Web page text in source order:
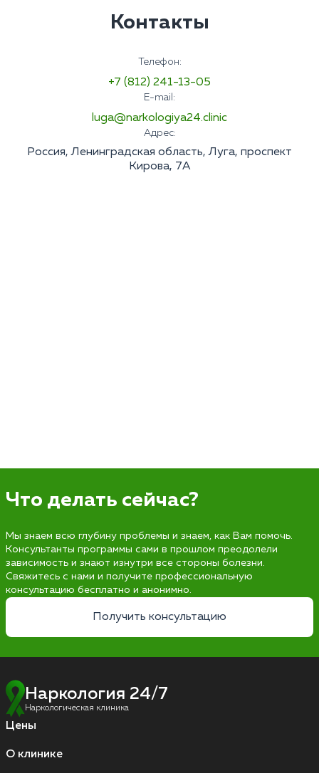
Контакты
Телефон:
+7 (812) 241-13-05
E-mail:
luga@narkologiya24.clinic
Адрес:
Россия, Ленинградская область, Луга, проспект
Кирова, 7А
Что делать сейчас?
Мы знаем всю глубину проблемы и знаем, как Вам помочь.
Консультанты программы сами в прошлом преодолели
зависимость и знают изнутри все стороны болезни.
Свяжитесь с нами и получите профессиональную
консультацию бесплатно и анонимно.
Получить консультацию
Наркология 24/7
Наркологическая клиника
Цены
О клинике